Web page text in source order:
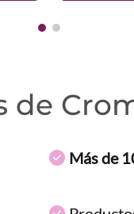
de
Más de